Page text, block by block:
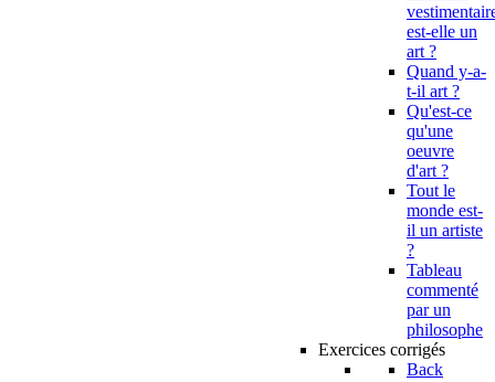
est-elle un
art ?
Quand y-a-
t-il art ?
Qu'est-ce
qu'une
oeuvre
d'art ?
Tout le
monde est-
il un artiste
?
Tableau
commenté
par un
philosophe
Exercices corrigés
Back